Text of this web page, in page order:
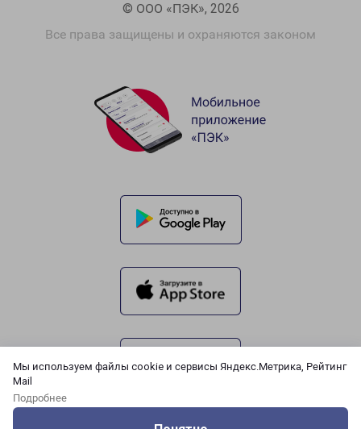
Мы используем файлы cookie и сервисы Яндекс.Метрика, Рейтинг
Mail
Подробнее
© ООО «ПЭК», 2026
Все права защищены и охраняются законом